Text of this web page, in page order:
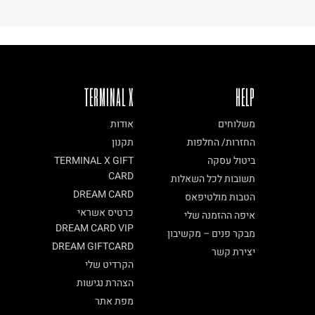
TERMINAL X
אודות
תקנון
TERMINAL X GIFT
CARD
DREAM CARD
כרטיס אשראי
DREAM CARD VIP
DREAM GIFTCARD
הקרדיט שלי
הצהרת נגישות
מפת אתר
HELP
משלוחים
החזרות/ החלפות
ביטול עסקה
תשובות לכל השאלות
הטבות מולטיפאס
איפה ההזמנה שלי
מבקר פנים – מקשיבון
יצירת קשר